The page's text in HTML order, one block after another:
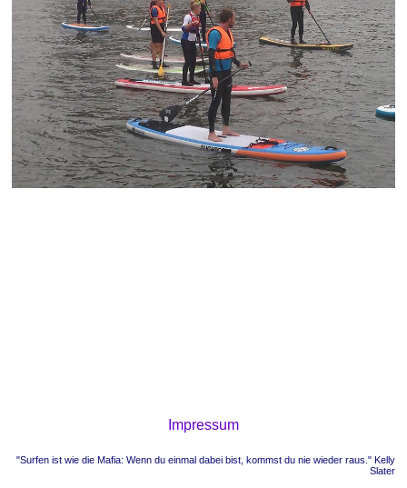
Impressum
"Surfen ist wie die Mafia: Wenn du einmal dabei bist, kommst du nie wieder raus." Kelly
Slater